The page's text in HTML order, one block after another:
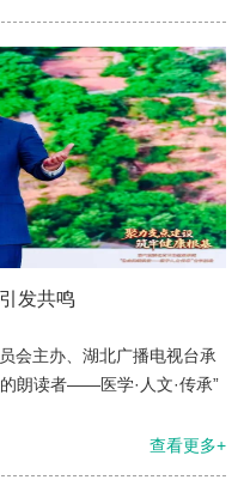
省舞台引发共鸣
会主办、湖北广播电视台承
朗读者——医学·人文·传承”
查看更多+